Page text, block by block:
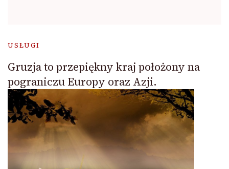
USŁUGI
Gruzja to przepiękny kraj położony na
pograniczu Europy oraz Azji.